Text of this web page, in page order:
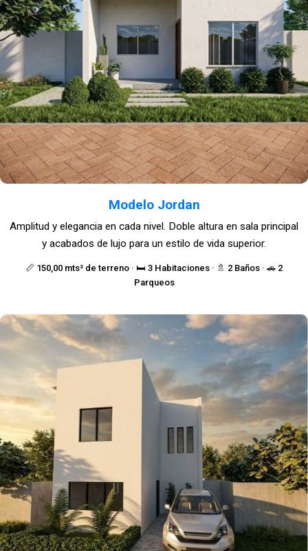
Modelo Jordan
📏 150,00 mts² de terreno · 🛏️ 3 Habitaciones · 🚿 2 Baños · 🚗 2
Parqueos
Amplitud y elegancia en cada nivel. Doble altura en sala principal
y acabados de lujo para un estilo de vida superior.